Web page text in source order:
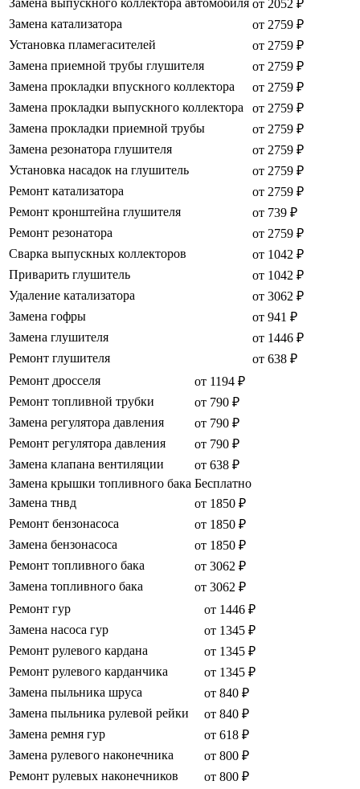
Замена выпускного коллектора автомобиля от 2052 ₽
Замена катализатора
от 2759 ₽
Установка пламегасителей
от 2759 ₽
Замена приемной трубы глушителя
от 2759 ₽
Замена прокладки впускного коллектора
от 2759 ₽
Замена прокладки выпускного коллектора
от 2759 ₽
Замена прокладки приемной трубы
от 2759 ₽
Замена резонатора глушителя
от 2759 ₽
Установка насадок на глушитель
от 2759 ₽
Ремонт катализатора
от 2759 ₽
Ремонт кронштейна глушителя
от 739 ₽
Ремонт резонатора
от 2759 ₽
Сварка выпускных коллекторов
от 1042 ₽
Приварить глушитель
от 1042 ₽
Удаление катализатора
от 3062 ₽
Замена гофры
от 941 ₽
Замена глушителя
от 1446 ₽
Ремонт глушителя
от 638 ₽
Ремонт дросселя
от 1194 ₽
Ремонт топливной трубки
от 790 ₽
Замена регулятора давления
от 790 ₽
Ремонт регулятора давления
от 790 ₽
Замена клапана вентиляции
от 638 ₽
Замена крышки топливного бака Бесплатно
Замена тнвд
от 1850 ₽
Ремонт бензонасоса
от 1850 ₽
Замена бензонасоса
от 1850 ₽
Ремонт топливного бака
от 3062 ₽
Замена топливного бака
от 3062 ₽
Ремонт гур
от 1446 ₽
Замена насоса гур
от 1345 ₽
Ремонт рулевого кардана
от 1345 ₽
Ремонт рулевого карданчика
от 1345 ₽
Замена пыльника шруса
от 840 ₽
Замена пыльника рулевой рейки
от 840 ₽
Замена ремня гур
от 618 ₽
Замена рулевого наконечника
от 800 ₽
Ремонт рулевых наконечников
от 800 ₽